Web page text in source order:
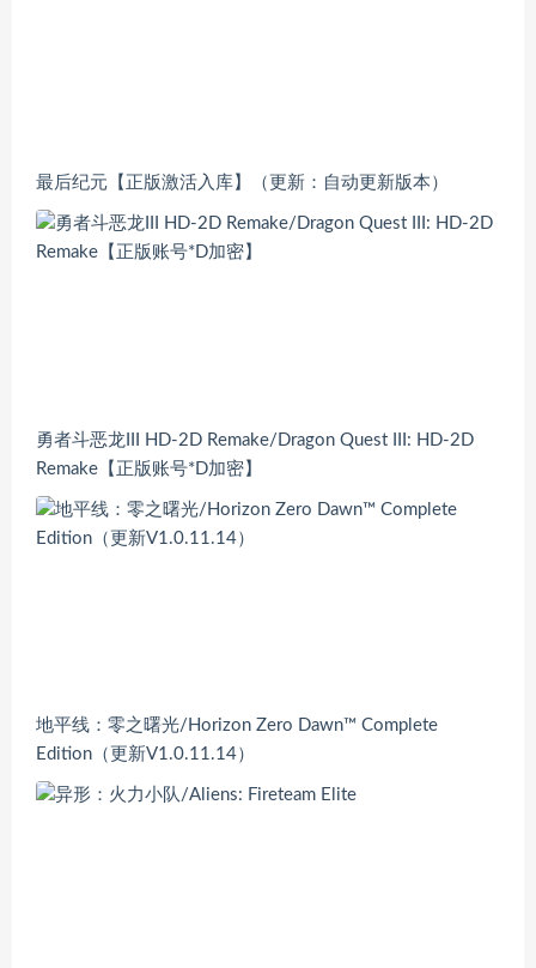
最后纪元【正版激活入库】（更新：自动更新版本）
勇者斗恶龙III HD-2D Remake/Dragon Quest III: HD-2D
Remake【正版账号*D加密】
地平线：零之曙光/Horizon Zero Dawn™ Complete
Edition（更新V1.0.11.14）